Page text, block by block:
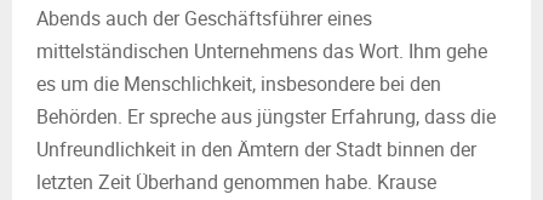
Abends auch der Geschäftsführer eines
mittelständischen Unternehmens das Wort. Ihm gehe
es um die Menschlichkeit, insbesondere bei den
Behörden. Er spreche aus jüngster Erfahrung, dass die
Unfreundlichkeit in den Ämtern der Stadt binnen der
letzten Zeit Überhand genommen habe. Krause